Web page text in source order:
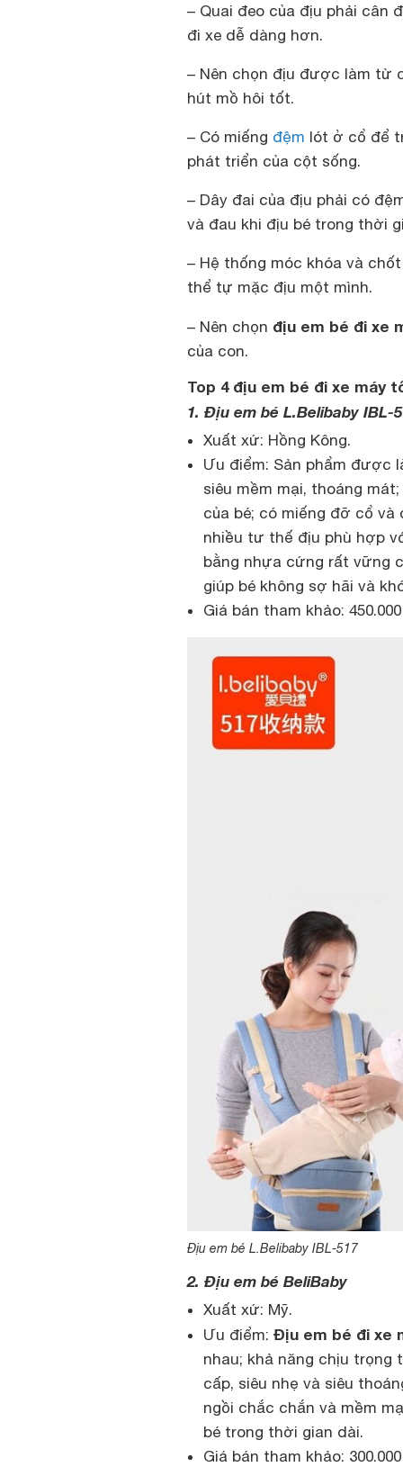
– Quai đeo của địu phải cân
đi xe dễ dàng hơn.
– Nên chọn địu được làm từ
hút mồ hôi tốt.
– Có miếng đệm lót ở cổ để
phát triển của cột sống.
– Dây đai của địu phải có
và đau khi địu bé trong thời
– Hệ thống móc khóa và
thể tự mặc địu một mình.
– Nên chọn địu em bé đi xe
của con.
Top 4 địu em bé đi xe máy
1. Địu em bé L.Belibaby IBL-
Xuất xứ: Hồng Kông.
Ưu điểm: Sản phẩm
siêu mềm mại, thoáng
của bé; có miếng đỡ cổ
nhiều tư thế địu phù hợp
bằng nhựa cứng rất vững
giúp bé không sợ hãi và
Giá bán tham khảo:
Địu em bé L.Belibaby IBL-517
2. Địu em bé BeliBaby
Xuất xứ: Mỹ.
Ưu điểm: Địu em bé đi xe
nhau; khả năng chịu
cấp, siêu nhẹ và siêu
ngồi chắc chắn và mềm
bé trong thời gian dài.
Giá bán tham khảo: